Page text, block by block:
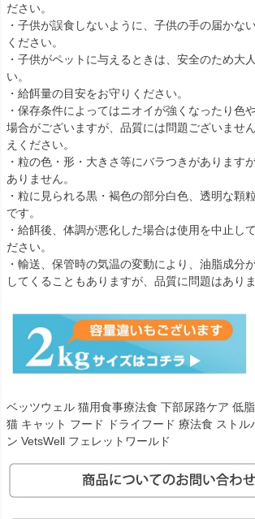
ださい。
・子供が誤食しないように、子供の手の届かな
ください。
・子供がペットに与えるときは、安全のため大
い。
・給餌量の目安をお守りください。
・保存条件によってはニオイが強くなったり色
場合がございますが、品質には問題ございませ
えください。
・粒の色・形・大きさ等にバラつきがあります
ありません。
・粒に見られる黒・褐色の部分白色、透明な顆
です。
・給餌後、体調が悪化した場合は使用を中止し
ださい。
・輸送、保管時の気温の変動により、油脂成分
してくることもありますが、品質に問題はありま
ベッツウェル 猫用食事療法食 下部尿路ケア 低
猫 キャット フード ドライフード 療法食 ストル
ン VetsWell フェレットワールド